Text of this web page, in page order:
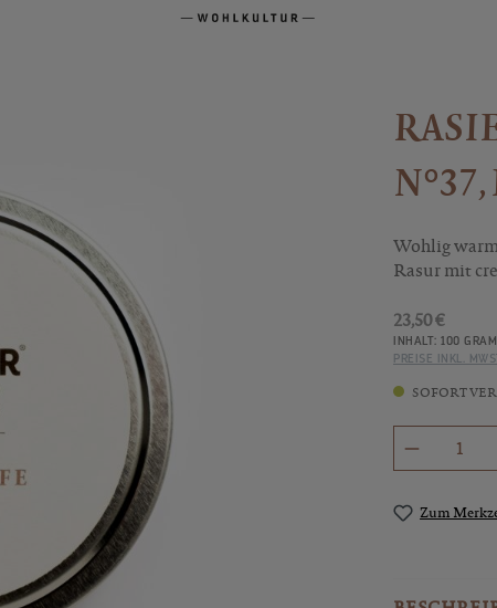
Wohlig
Rasur mit
23,50 €
INHALT: 100
PREISE INKL.
SOFORT
Zum